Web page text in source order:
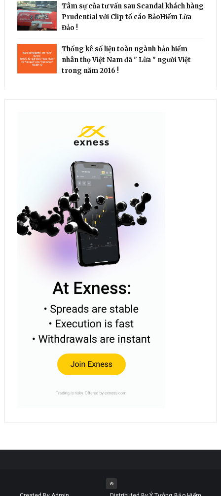
Tâm sự của tư vấn sau Scandal khách hàng
Prudential với Clip tố cáo BảoHiểm Lừa
Đảo !
Thống kê số liệu toàn ngành bảo hiểm
nhân thọ Việt Nam đã " Lừa " người Việt
trong năm 2016 !